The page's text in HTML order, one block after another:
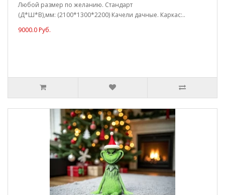
Любой размер по желанию. Стандарт
(Д*Ш*В),мм: (2100*1300*2200) Качели дачные. Каркас:..
9000.0 Руб.